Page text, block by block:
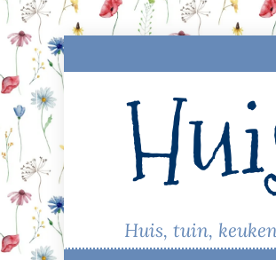
Skip
to
Huis, tuin,